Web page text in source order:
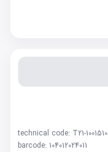
technical code: T21-1001510
barcode: 104012024011